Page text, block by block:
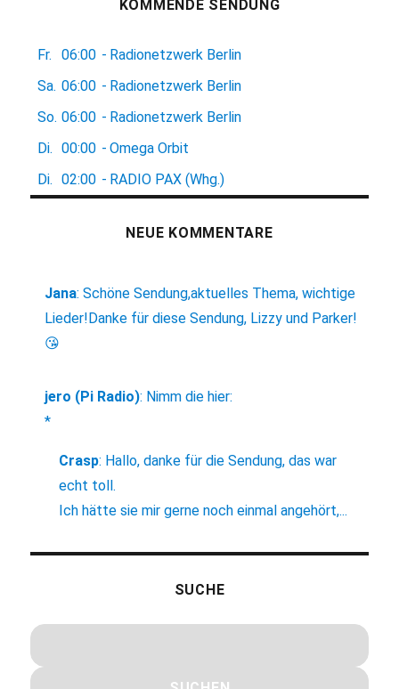
KOMMENDE SENDUNG
Fr. 06:00 - Radionetzwerk Berlin
Sa. 06:00 - Radionetzwerk Berlin
So. 06:00 - Radionetzwerk Berlin
Di.
00:00 - Omega Orbit
Di.
02:00 - RADIO PAX (Whg.)
NEUE KOMMENTARE
Jana:Schöne Sendung,aktuelles Thema, wichtige
Lieder!Danke für diese Sendung, Lizzy und Parker!
😘
jero (Pi Radio): Nimm die hier:
*
Crasp: Hallo, danke für die Sendung, das war
echt toll.
Ich hätte sie mir gerne noch einmal angehört,...
SUCHE